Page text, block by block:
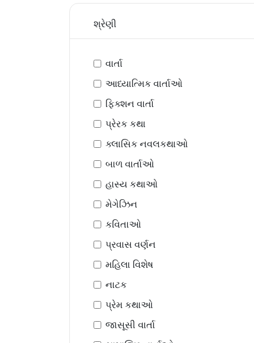
શ્રેણી
વાર્તા
આધ્યાત્મિક વાર્તાઓ
ફિક્શન વાર્તા
પ્રેરક કથા
ક્લાસિક નવલકથાઓ
બાળ વાર્તાઓ
હાસ્ય કથાઓ
મેગેઝિન
કવિતાઓ
પ્રવાસ વર્ણન
મહિલા વિશેષ
નાટક
પ્રેમ કથાઓ
જાસૂસી વાર્તા